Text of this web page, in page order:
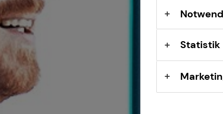
Vermögenssicherung
Expat
Statistik